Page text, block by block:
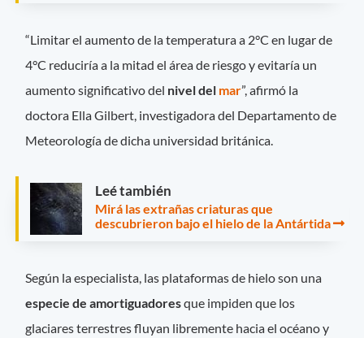
“Limitar el aumento de la temperatura a 2°C en lugar de
4°C reduciría a la mitad el área de riesgo y evitaría un
aumento significativo del nivel del mar”, afirmó la
doctora Ella Gilbert, investigadora del Departamento de
Meteorología de dicha universidad británica.
Leé también
Mirá las extrañas criaturas que
descubrieron bajo el hielo de la Antártida
Según la especialista, las plataformas de hielo son una
especie de amortiguadoresque impiden que los
glaciares terrestres fluyan libremente hacia el océano y